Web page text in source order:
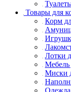
Товары для
Корм
Лотки
Мебель
Миски